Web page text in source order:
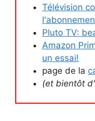
Télévision
Pluto TV:
Amazon
un essai!
page de la
(et bientôt